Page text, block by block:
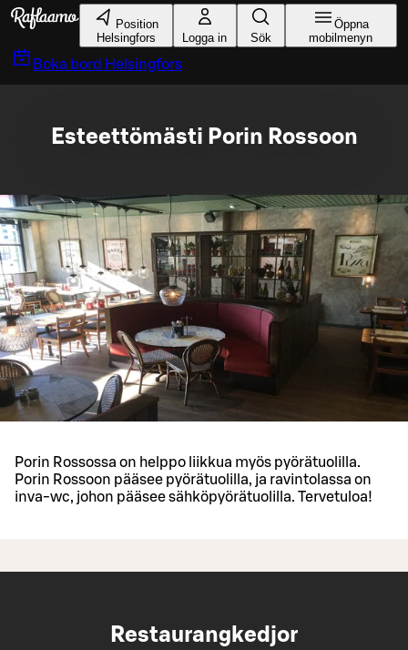
Gå till huvudinnehållet
Position
Helsingfors
Logga in Sök
Öppna
mobilmenyn
Boka bord Helsingfors
Esteettömästi Porin Rossoon
Porin Rossossa on helppo liikkua myös pyörätuolilla.
Porin Rossoon pääsee pyörätuolilla, ja ravintolassa on
inva-wc, johon pääsee sähköpyörätuolilla. Tervetuloa!
Restaurangkedjor